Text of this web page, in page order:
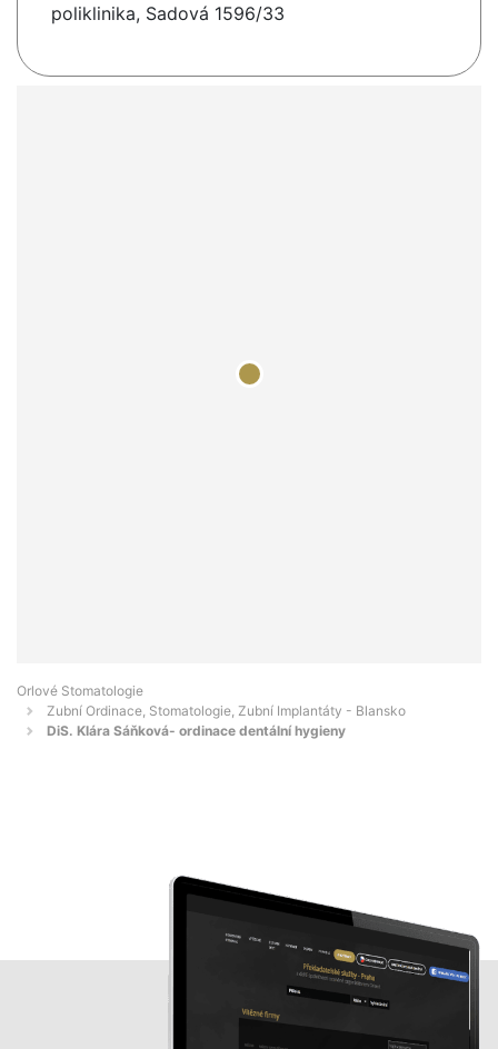
poliklinika, Sadová 1596/33
Orlové Stomatologie
Zubní Ordinace, Stomatologie, Zubní Implantáty - Blansko
DiS. Klára Sáňková- ordinace dentální hygieny